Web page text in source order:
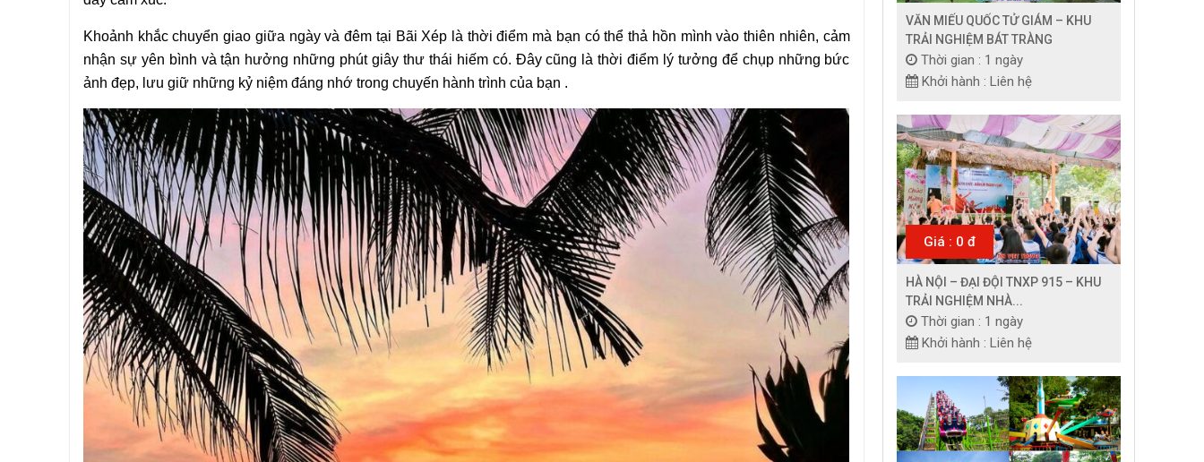
Khoảnh khắc chuyển giao giữa ngày và đêm tại Bãi Xép là thời điểm mà bạn có thể thả hồn mình vào thiên nhiên, cảm
nhận sự yên bình và tận hưởng những phút giây thư thái hiếm có. Đây cũng là thời điểm lý tưởng để chụp những bức
ảnh đẹp, lưu giữ những kỷ niệm đáng nhớ trong chuyến hành trình của bạn .
VĂN MIẾU QUỐC TỬ GIÁM – KHU
TRẢI NGHIỆM BÁT TRÀNG
Thời gian : 1 ngày
Khởi hành : Liên hệ
Giá : 0 đ
HÀ NỘI – ĐẠI ĐỘI TNXP 915 – KHU
TRẢI NGHIỆM NHÀ...
Thời gian : 1 ngày
Khởi hành : Liên hệ